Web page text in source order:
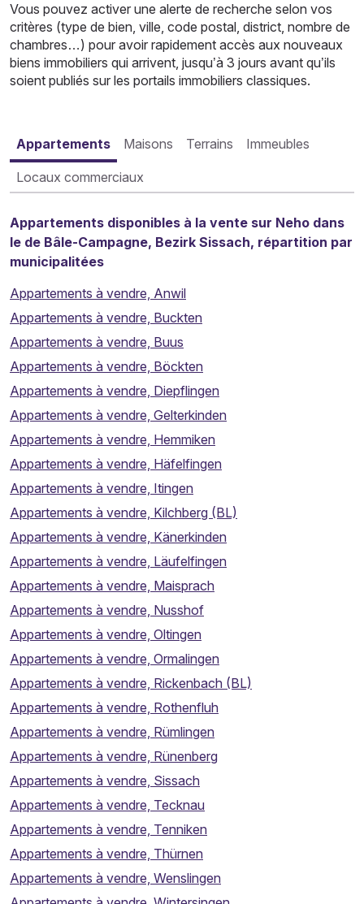
Vous pouvez activer une alerte de recherche selon vos
critères (type de bien, ville, code postal, district, nombre de
chambres…) pour avoir rapidement accès aux nouveaux
biens immobiliers qui arrivent, jusqu’à 3 jours avant qu’ils
soient publiés sur les portails immobiliers classiques.
Appartements Maisons Terrains Immeubles
Locaux commerciaux
Appartements disponibles à la vente sur Neho dans
le de Bâle-Campagne, Bezirk Sissach, répartition par
municipalitées
Appartements à vendre, Anwil
Appartements à vendre, Buckten
Appartements à vendre, Buus
Appartements à vendre, Böckten
Appartements à vendre, Diepflingen
Appartements à vendre, Gelterkinden
Appartements à vendre, Hemmiken
Appartements à vendre, Häfelfingen
Appartements à vendre, Itingen
Appartements à vendre, Kilchberg (BL)
Appartements à vendre, Känerkinden
Appartements à vendre, Läufelfingen
Appartements à vendre, Maisprach
Appartements à vendre, Nusshof
Appartements à vendre, Oltingen
Appartements à vendre, Ormalingen
Appartements à vendre, Rickenbach (BL)
Appartements à vendre, Rothenfluh
Appartements à vendre, Rümlingen
Appartements à vendre, Rünenberg
Appartements à vendre, Sissach
Appartements à vendre, Tecknau
Appartements à vendre, Tenniken
Appartements à vendre, Thürnen
Appartements à vendre, Wenslingen